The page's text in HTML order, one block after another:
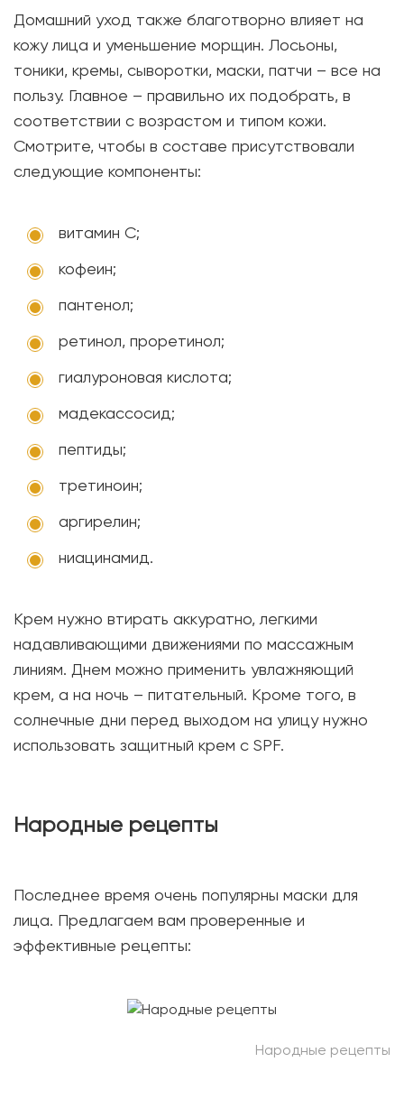
Домашний уход также благотворно влияет на
кожу лица и уменьшение морщин. Лосьоны,
тоники, кремы, сыворотки, маски, патчи – все на
пользу. Главное – правильно их подобрать, в
соответствии с возрастом и типом кожи.
Смотрите, чтобы в составе присутствовали
следующие компоненты:
витамин C;
кофеин;
пантенол;
ретинол, проретинол;
гиалуроновая кислота;
мадекассосид;
пептиды;
третиноин;
аргирелин;
ниацинамид.
Крем нужно втирать аккуратно, легкими
надавливающими движениями по массажным
линиям. Днем можно применить увлажняющий
крем, а на ночь – питательный. Кроме того, в
солнечные дни перед выходом на улицу нужно
использовать защитный крем с SPF.
Народные рецепты
Последнее время очень популярны маски для
лица. Предлагаем вам проверенные и
эффективные рецепты:
Народные рецепты